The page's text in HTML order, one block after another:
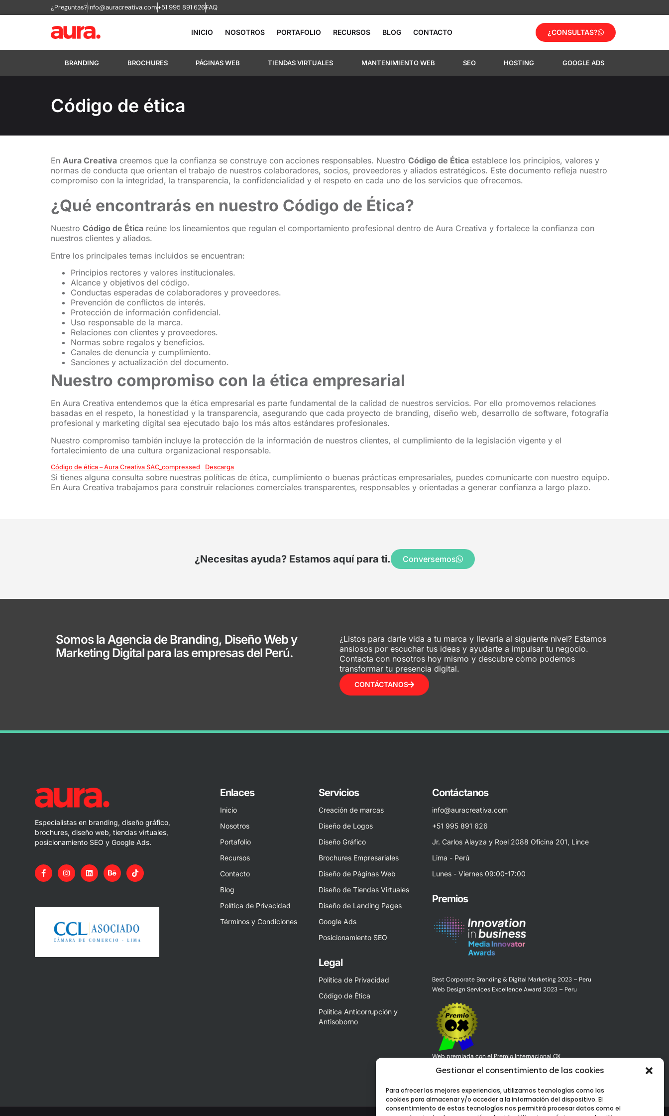
Gestionar el consentimiento de las cookies
Para ofrecer las mejores experiencias, utilizamos tecnologías como las
cookies para almacenar y/o acceder a la información del dispositivo. El
consentimiento de estas tecnologías nos permitirá procesar datos como el
¿Preguntas?info@auracreativa.com+51 995 891 626FAQ
INICIO NOSOTROS PORTAFOLIO RECURSOS BLOG CONTACTO ¿CONSULTAS?
BRANDING BROCHURES PÁGINAS WEB TIENDAS VIRTUALES MANTENIMIENTO WEB SEO HOSTING GOOGLE ADS
Código de ética
En Aura Creativa creemos que la confianza se construye con acciones responsables. Nuestro Código de Ética establece los principios, valores y
normas de conducta que orientan el trabajo de nuestros colaboradores, socios, proveedores y aliados estratégicos. Este documento refleja nuestro
compromiso con la integridad, la transparencia, la confidencialidad y el respeto en cada uno de los servicios que ofrecemos.
¿Qué encontrarás en nuestro Código de Ética?
Nuestro Código de Ética reúne los lineamientos que regulan el comportamiento profesional dentro de Aura Creativa y fortalece la confianza con
nuestros clientes y aliados.
Entre los principales temas incluidos se encuentran:
Principios rectores y valores institucionales.
Alcance y objetivos del código.
Conductas esperadas de colaboradores y proveedores.
Prevención de conflictos de interés.
Protección de información confidencial.
Uso responsable de la marca.
Relaciones con clientes y proveedores.
Normas sobre regalos y beneficios.
Canales de denuncia y cumplimiento.
Sanciones y actualización del documento.
Nuestro compromiso con la ética empresarial
En Aura Creativa entendemos que la ética empresarial es parte fundamental de la calidad de nuestros servicios. Por ello promovemos relaciones
basadas en el respeto, la honestidad y la transparencia, asegurando que cada proyecto de branding, diseño web, desarrollo de software, fotografía
profesional y marketing digital sea ejecutado bajo los más altos estándares profesionales.
Nuestro compromiso también incluye la protección de la información de nuestros clientes, el cumplimiento de la legislación vigente y el
fortalecimiento de una cultura organizacional responsable.
Código de ética – Aura Creativa SAC_compressed Descarga
Si tienes alguna consulta sobre nuestras políticas de ética, cumplimiento o buenas prácticas empresariales, puedes comunicarte con nuestro equipo.
En Aura Creativa trabajamos para construir relaciones comerciales transparentes, responsables y orientadas a generar confianza a largo plazo.
¿Necesitas ayuda? Estamos aquí para ti. Conversemos
Somos la Agencia de Branding, Diseño Web y
Marketing Digital para las empresas del Perú.
¿Listos para darle vida a tu marca y llevarla al siguiente nivel? Estamos
ansiosos por escuchar tus ideas y ayudarte a impulsar tu negocio.
Contacta con nosotros hoy mismo y descubre cómo podemos
transformar tu presencia digital.
CONTÁCTANOS
Especialistas en branding, diseño gráfico,
brochures, diseño web, tiendas virtuales,
posicionamiento SEO y Google Ads.
Enlaces
Inicio
Nosotros
Portafolio
Recursos
Contacto
Blog
Política de Privacidad
Términos y Condiciones
Servicios
Creación de marcas
Diseño de Logos
Diseño Gráfico
Brochures Empresariales
Diseño de Páginas Web
Diseño de Tiendas Virtuales
Diseño de Landing Pages
Google Ads
Posicionamiento SEO
Legal
Política de Privacidad
Código de Ética
Política Anticorrupción y
Antisoborno
Contáctanos
info@auracreativa.com
+51 995 891 626
Jr. Carlos Alayza y Roel 2088 Oficina 201, Lince
Lima - Perú
Lunes - Viernes 09:00-17:00
Premios
Best Corporate Branding & Digital Marketing 2023 – Peru
Web Design Services Excellence Award 2023 – Peru
Web premiada con el Premio Internacional OX